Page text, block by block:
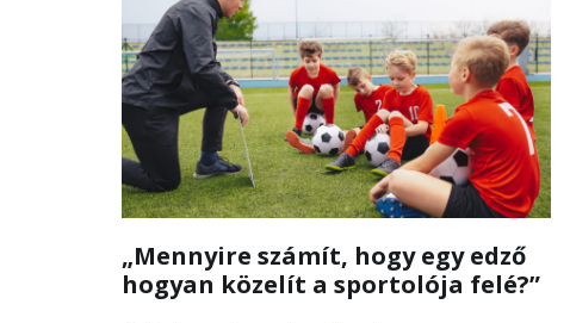
„Mennyire számít, hogy egy edző
hogyan közelít a sportolója felé?”